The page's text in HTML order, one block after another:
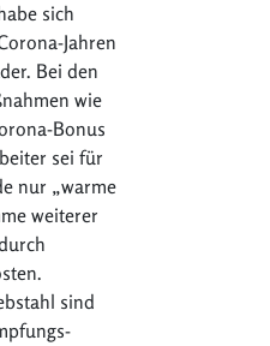
sich
Jahren
Bei den
wie
Bonus
sei für
nur „warme
weiterer
sind